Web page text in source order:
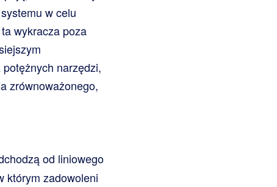
w celu
wykracza poza
narzędzi,
zrównoważonego,
od liniowego
którym zadowoleni